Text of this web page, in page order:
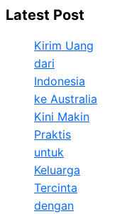
Latest Post
Kirim Uang
dari
Indonesia
ke Australia
Kini Makin
Praktis
untuk
Keluarga
Tercinta
dengan